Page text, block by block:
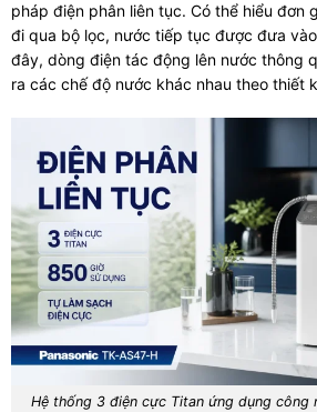
pháp điện phân liên tục. Có thể hiểu đơn
đi qua bộ lọc, nước tiếp tục được đưa
đây, dòng điện tác động lên nước thông
ra các chế độ nước khác nhau theo thiết
Hệ thống 3 điện cực Titan ứng dụng công